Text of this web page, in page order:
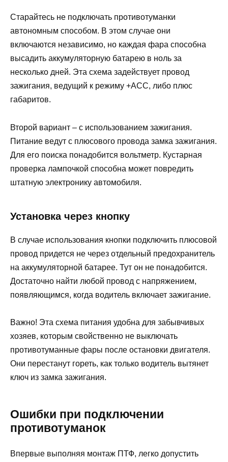
Старайтесь не подключать противотуманки
автономным способом. В этом случае они
включаются независимо, но каждая фара способна
высадить аккумуляторную батарею в ноль за
несколько дней. Эта схема задействует провод
зажигания, ведущий к режиму +ACC, либо плюс
габаритов.
Второй вариант – с использованием зажигания.
Питание ведут с плюсового провода замка зажигания.
Для его поиска понадобится вольтметр. Кустарная
проверка лампочкой способна может повредить
штатную электронику автомобиля.
Установка через кнопку
В случае использования кнопки подключить плюсовой
провод придется не через отдельный предохранитель
на аккумуляторной батарее. Тут он не понадобится.
Достаточно найти любой провод с напряжением,
появляющимся, когда водитель включает зажигание.
Важно! Эта схема питания удобна для забывчивых
хозяев, которым свойственно не выключать
противотуманные фары после остановки двигателя.
Они перестанут гореть, как только водитель вытянет
ключ из замка зажигания.
Ошибки при подключении
противотуманок
Впервые выполняя монтаж ПТФ, легко допустить